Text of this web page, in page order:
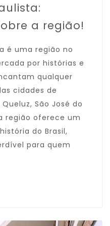
a região!
é uma região no
por histórias e
qualquer
cidades de
São José do
região oferece um
do Brasil,
para quem